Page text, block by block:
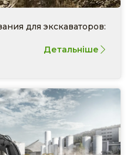
для экскаваторов:
Детальніше